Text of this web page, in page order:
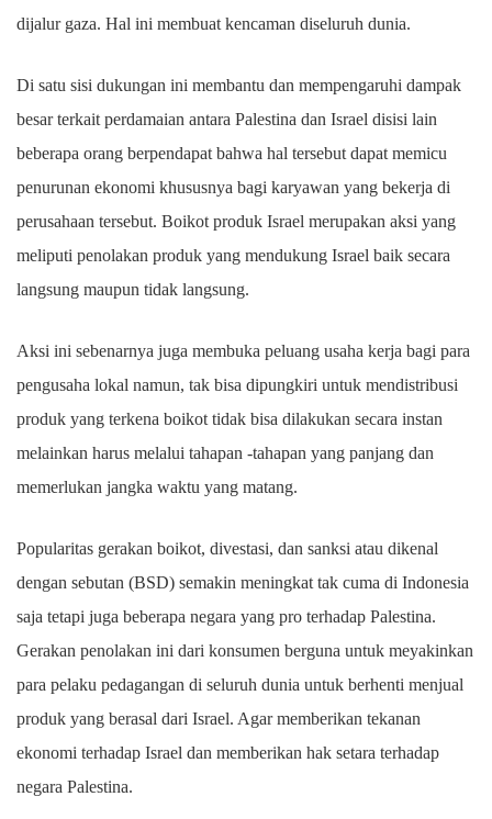
dijalur gaza. Hal ini membuat kencaman diseluruh dunia.
Di satu sisi dukungan ini membantu dan mempengaruhi dampak
besar terkait perdamaian antara Palestina dan Israel disisi lain
beberapa orang berpendapat bahwa hal tersebut dapat memicu
penurunan ekonomi khususnya bagi karyawan yang bekerja di
perusahaan tersebut. Boikot produk Israel merupakan aksi yang
meliputi penolakan produk yang mendukung Israel baik secara
langsung maupun tidak langsung.
Aksi ini sebenarnya juga membuka peluang usaha kerja bagi para
pengusaha lokal namun, tak bisa dipungkiri untuk mendistribusi
produk yang terkena boikot tidak bisa dilakukan secara instan
melainkan harus melalui tahapan -tahapan yang panjang dan
memerlukan jangka waktu yang matang.
Popularitas gerakan boikot, divestasi, dan sanksi atau dikenal
dengan sebutan (BSD) semakin meningkat tak cuma di Indonesia
saja tetapi juga beberapa negara yang pro terhadap Palestina.
Gerakan penolakan ini dari konsumen berguna untuk meyakinkan
para pelaku pedagangan di seluruh dunia untuk berhenti menjual
produk yang berasal dari Israel. Agar memberikan tekanan
ekonomi terhadap Israel dan memberikan hak setara terhadap
negara Palestina.